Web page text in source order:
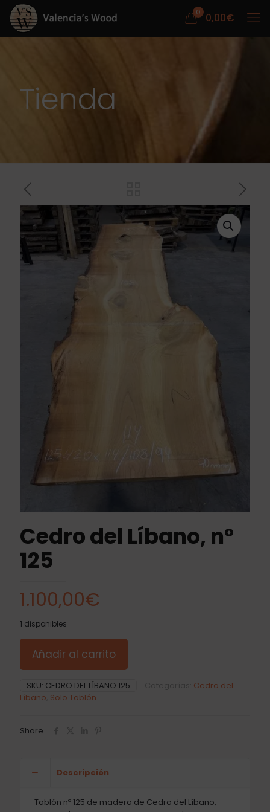
0 0,00€
Tienda
Cedro del Líbano, nº
125
1.100,00€
1 disponibles
Añadir al carrito
SKU: CEDRO DEL LÍBANO 125
Cedro del
Líbano Solo Tablón
Share
Descripción
Tablón nº 125 de madera de Cedro del Líbano,